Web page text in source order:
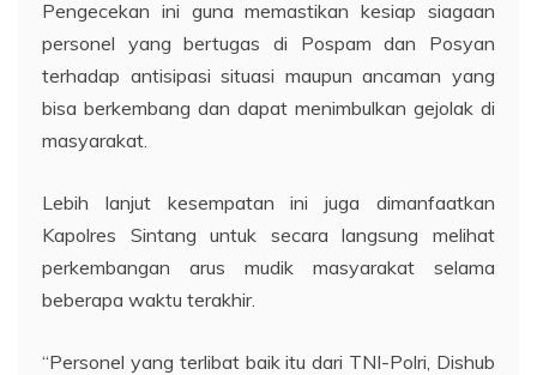
Pengecekan ini guna memastikan kesiap siagaan
personel yang bertugas di Pospam dan Posyan
terhadap antisipasi situasi maupun ancaman yang
bisa berkembang dan dapat menimbulkan gejolak di
masyarakat.
Lebih lanjut kesempatan ini juga dimanfaatkan
Kapolres Sintang untuk secara langsung melihat
perkembangan arus mudik masyarakat selama
beberapa waktu terakhir.
“Personel yang terlibat baik itu dari TNI-Polri, Dishub